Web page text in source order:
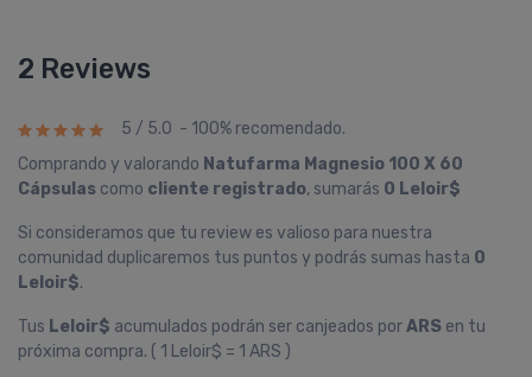
2 Reviews
5 / 5.0 - 100% recomendado.
Comprando y valorando Natufarma Magnesio 100 X 60
Cápsulas como cliente registrado, sumarás 0 Leloir$
Si consideramos que tu review es valioso para nuestra
comunidad duplicaremos tus puntos y podrás sumas hasta 0
Leloir$.
Tus Leloir$ acumulados podrán ser canjeados porARS en tu
próxima compra. ( 1 Leloir$ = 1 ARS )